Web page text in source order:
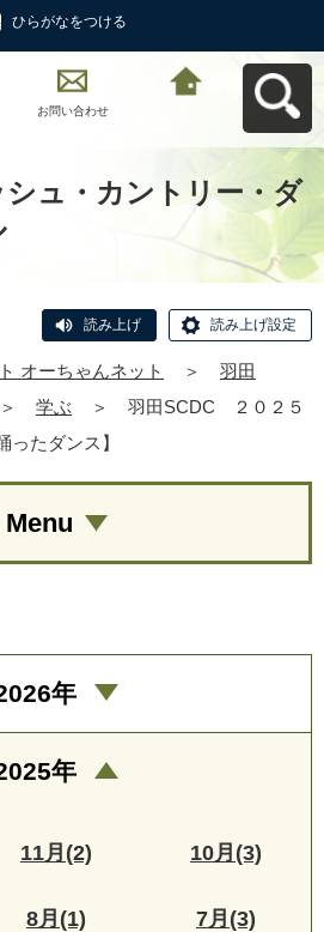
ひらがなをつける
お問い合わせ
ュ・カントリー・ダ
読み上げ 読み上げ設定
オーちゃんネット ＞
羽田
＞ 学ぶ ＞
羽田SCDC ２０２５
たダンス】
Menu
年
年
11月(2) 10月(3)
8月(1) 7月(3)